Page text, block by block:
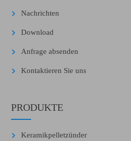
Nachrichten
Download
Anfrage absenden
Kontaktieren Sie uns
PRODUKTE
Keramikpelletzünder